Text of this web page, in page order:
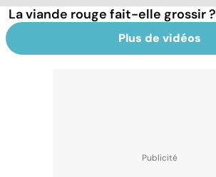
La viande rouge fait-elle grossir ?
Plus de vidéos